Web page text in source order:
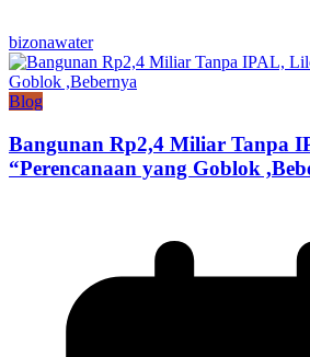
bizonawater
Blog
Bangunan Rp2,4 Miliar Tanpa
“Perencanaan yang Goblok